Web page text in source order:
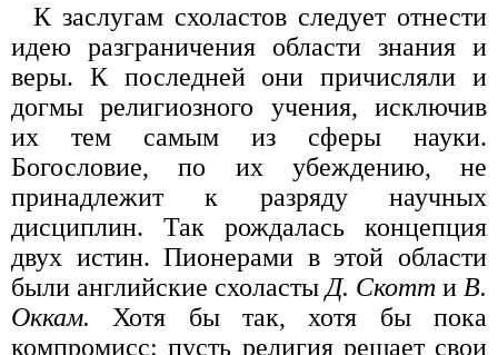
К заслугам схоластов следует отнести
идею разграничения области знания и
веры. К последней они причисляли и
догмы религиозного учения, исключив
их тем самым из сферы науки.
Богословие, по их убеждению, не
принадлежит к разряду научных
дисциплин. Так рождалась концепция
двух истин. Пионерами в этой области
были английские схоласты Д. Скотт и В.
Оккам. Хотя бы так, хотя бы пока
компромисс: пусть религия решает свои